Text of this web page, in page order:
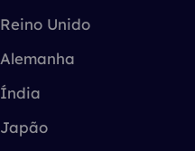
Reino Unido
Alemanha
Índia
Japão